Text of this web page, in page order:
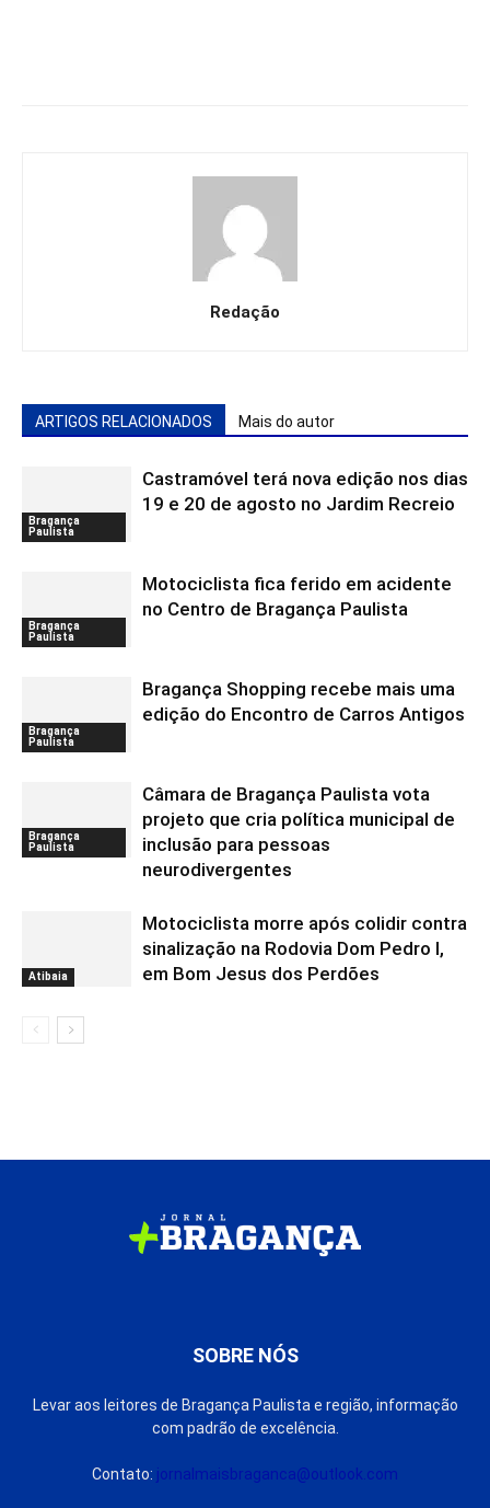
Redação
ARTIGOS RELACIONADOS Mais do autor
Bragança
Paulista
Castramóvel terá nova edição nos dias
19 e 20 de agosto no Jardim Recreio
Bragança
Paulista
Motociclista fica ferido em acidente
no Centro de Bragança Paulista
Bragança
Paulista
Bragança Shopping recebe mais uma
edição do Encontro de Carros Antigos
Bragança
Paulista
Câmara de Bragança Paulista vota
projeto que cria política municipal de
inclusão para pessoas
neurodivergentes
Atibaia
Motociclista morre após colidir contra
sinalização na Rodovia Dom Pedro I,
em Bom Jesus dos Perdões
SOBRE NÓS
Levar aos leitores de Bragança Paulista e região, informação
com padrão de excelência.
Contato: jornalmaisbraganca@outlook.com